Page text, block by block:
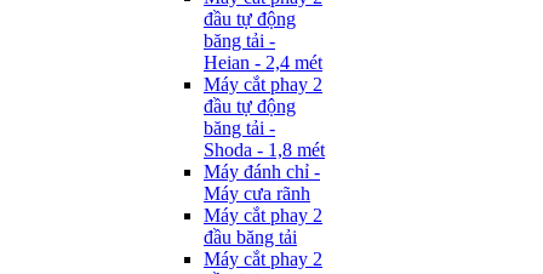
đầu tự động
băng tải -
Heian - 2,4 mét
Máy cắt phay 2
đầu tự động
băng tải -
Shoda - 1,8 mét
Máy đánh chỉ -
Máy cưa rãnh
Máy cắt phay 2
đầu băng tải
Máy cắt phay 2